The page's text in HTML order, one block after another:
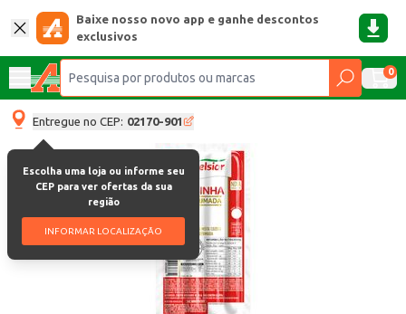
Baixe nosso novo app e ganhe descontos
exclusivos
0
Entregue no CEP: 02170-901
Escolha uma loja ou informe seu
CEP para ver ofertas da sua
região
INFORMAR LOCALIZAÇÃO